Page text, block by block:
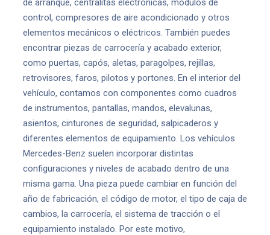
de arranque, centralitas electrónicas, módulos de
control, compresores de aire acondicionado y otros
elementos mecánicos o eléctricos. También puedes
encontrar piezas de carrocería y acabado exterior,
como puertas, capós, aletas, paragolpes, rejillas,
retrovisores, faros, pilotos y portones. En el interior del
vehículo, contamos con componentes como cuadros
de instrumentos, pantallas, mandos, elevalunas,
asientos, cinturones de seguridad, salpicaderos y
diferentes elementos de equipamiento. Los vehículos
Mercedes-Benz suelen incorporar distintas
configuraciones y niveles de acabado dentro de una
misma gama. Una pieza puede cambiar en función del
año de fabricación, el código de motor, el tipo de caja de
cambios, la carrocería, el sistema de tracción o el
equipamiento instalado. Por este motivo,